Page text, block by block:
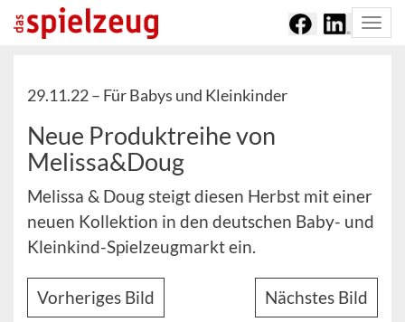
29.11.22 – Für Babys und Kleinkinder
Neue Produktreihe von
Melissa&Doug
Melissa & Doug steigt diesen Herbst mit einer
neuen Kollektion in den deutschen Baby- und
Kleinkind-Spielzeugmarkt ein.
Vorheriges Bild Nächstes Bild